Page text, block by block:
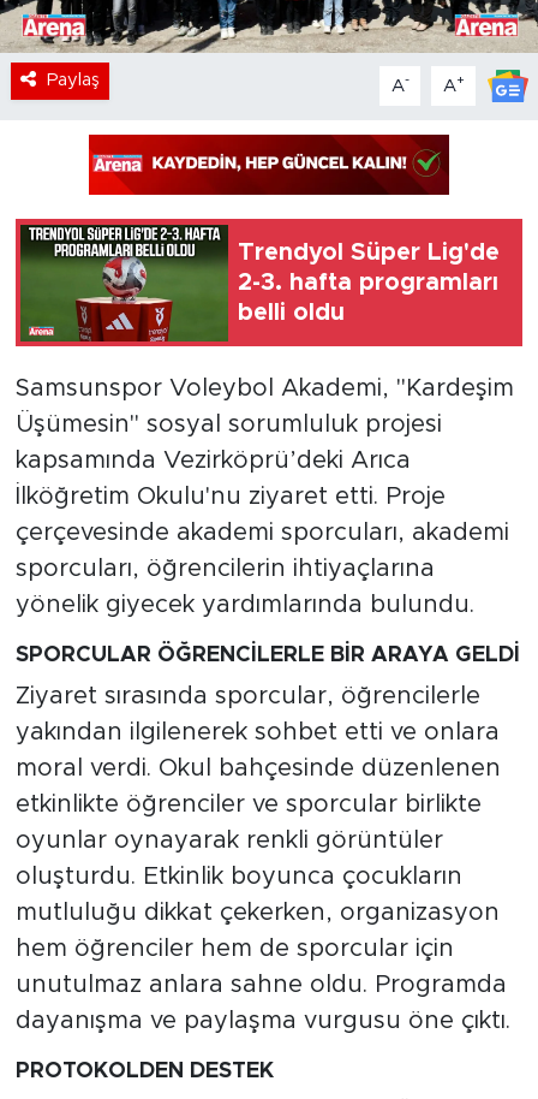
Paylaş A- A+
Trendyol Süper Lig'de
2-3. hafta programları
belli oldu
Samsunspor Voleybol Akademi, "Kardeşim
Üşümesin" sosyal sorumluluk projesi
kapsamında Vezirköprü’deki Arıca
İlköğretim Okulu'nu ziyaret etti. Proje
çerçevesinde akademi sporcuları, akademi
sporcuları, öğrencilerin ihtiyaçlarına
yönelik giyecek yardımlarında bulundu.
SPORCULAR ÖĞRENCİLERLE BİR ARAYA GELDİ
Ziyaret sırasında sporcular, öğrencilerle
yakından ilgilenerek sohbet etti ve onlara
moral verdi. Okul bahçesinde düzenlenen
etkinlikte öğrenciler ve sporcular birlikte
oyunlar oynayarak renkli görüntüler
oluşturdu. Etkinlik boyunca çocukların
mutluluğu dikkat çekerken, organizasyon
hem öğrenciler hem de sporcular için
unutulmaz anlara sahne oldu. Programda
dayanışma ve paylaşma vurgusu öne çıktı.
PROTOKOLDEN DESTEK